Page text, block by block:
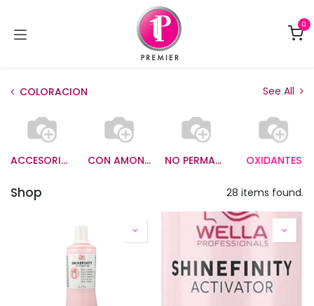
0
COLORACION See All
ACCESORIOS CON AMONIACO NO PERMANENTE OXIDANTES
Shop 28 items found.